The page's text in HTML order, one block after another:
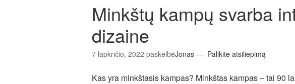
Minkštų kampų svarba
dizaine
7 lapkričio, 2022 paskelbėJonas Palikite atsiliepimą
Kas yra minkštasis kampas? Minkštas kampas – tai 90